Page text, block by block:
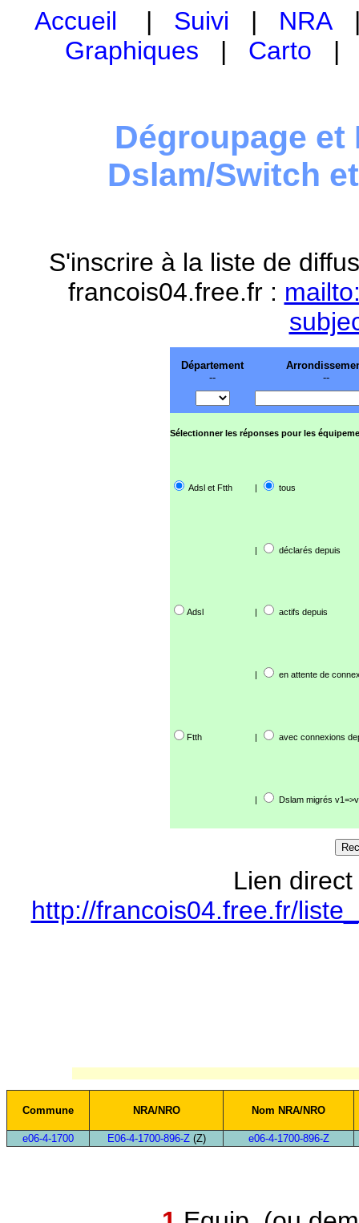
Accueil | Suivi | NRA
Graphiques | Carto
Dégroupage et
Dslam/Switch
S'inscrire à la liste de
francois04.free.fr :
Département
--
--
Sélectionner les réponses pour les
Adsl et Ftth | tous
| déclarés depuis
Adsl | actifs depuis
| en attente de
Ftth | avec connexions
| Dslam migrés
Lien
http://francois04.free.fr/
Commune NRA/NRO Nom NRA/NRO
e06-4-1700 E06-4-1700-896-Z(Z) e06-4-1700-896-Z